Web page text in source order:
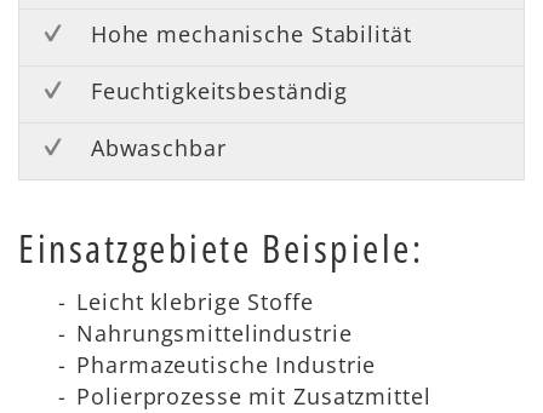
Hohe mechanische Stabilität
Feuchtigkeitsbeständig
Abwaschbar
Einsatzgebiete Beispiele:
Leicht klebrige Stoffe
Nahrungsmittelindustrie
Pharmazeutische Industrie
Polierprozesse mit Zusatzmittel